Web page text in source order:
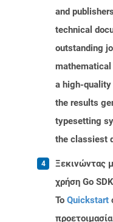
and
technical
outstanding
a high-quality
the results
typesetting
the classiest
Ξεκινώντας
χρήση Go
Το Quickstart